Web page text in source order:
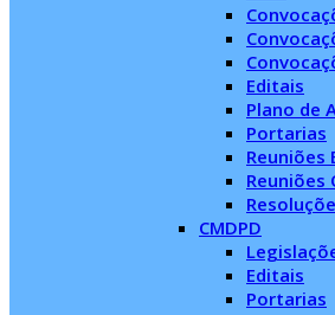
Editais
Plano de
Portarias
Reuniões
Reuniões
CMDPD
Editais
Portarias